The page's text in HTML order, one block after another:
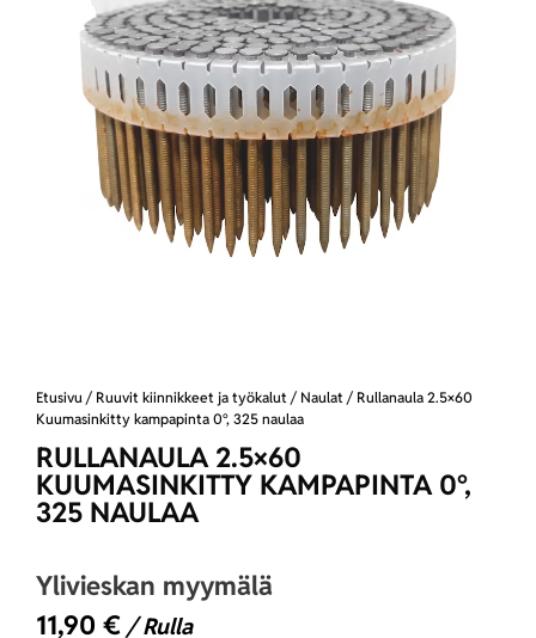
Etusivu / Ruuvit kiinnikkeet ja työkalut / Naulat / Rullanaula 2.5×60
Kuumasinkitty kampapinta 0°, 325 naulaa
RULLANAULA 2.5×60
KUUMASINKITTY KAMPAPINTA 0°,
325 NAULAA
Ylivieskan myymälä
11,90 € / Rulla